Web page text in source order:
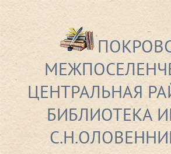
ЦЕНТРАЛЬНАЯ
БИБЛИОТЕКА